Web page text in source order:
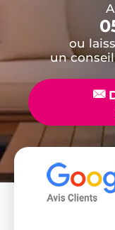
ou
un
📧